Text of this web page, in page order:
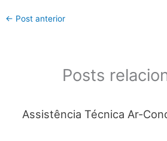
c
k
itt
p
p
← Post anterior
Posts
Assistência Técnica Ar-